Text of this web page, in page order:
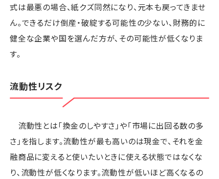
式は最悪の場合、紙クズ同然になり、元本も戻ってきませ
ん。できるだけ倒産・破綻する可能性の少ない、財務的に
健全な企業や国を選んだ方が、その可能性が低くなりま
す。
流動性リスク
流動性とは「換金のしやすさ」や「市場に出回る数の多
さ」を指します。流動性が最も高いのは現金で、それを金
融商品に変えると使いたいときに使える状態ではなくな
り、流動性が低くなります。流動性が低いほど高くなるの